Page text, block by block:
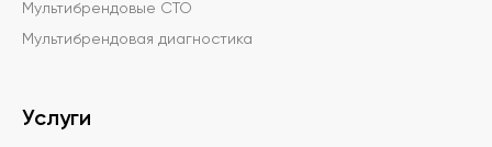
Мультибрендовые СТО
Мультибрендовая диагностика
Услуги